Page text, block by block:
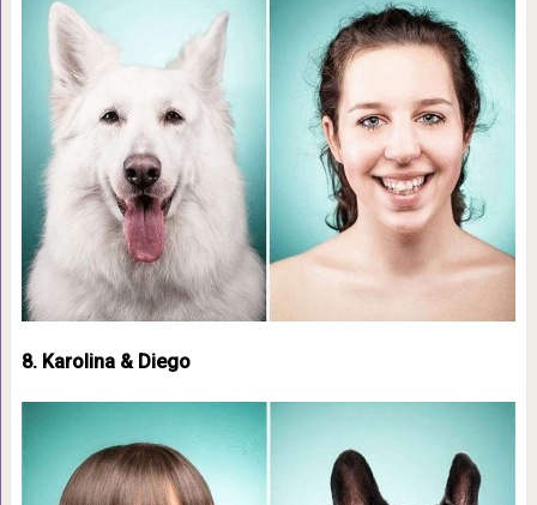
8. Karolina & Diego